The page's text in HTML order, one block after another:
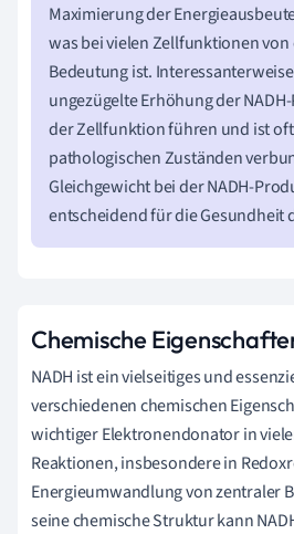
Maximierung der
was bei vielen Zellfunktionen
Bedeutung ist.
ungezügelte Erhöhung der
der Zellfunktion führen und ist
pathologischen Zuständen
Gleichgewicht bei der NADH-
entscheidend für die Gesundheit
Chemische
NADH ist ein vielseitiges und
verschiedenen chemischen
wichtiger Elektronendonator in
Reaktionen, insbesondere in
Energieumwandlung von zentraler
seine chemische Struktur kann